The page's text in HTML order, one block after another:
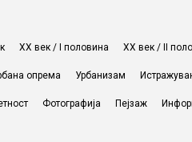
ХХ век / I половина ХХ век / II
опрема Урбанизам
Фотографија Пејзаж